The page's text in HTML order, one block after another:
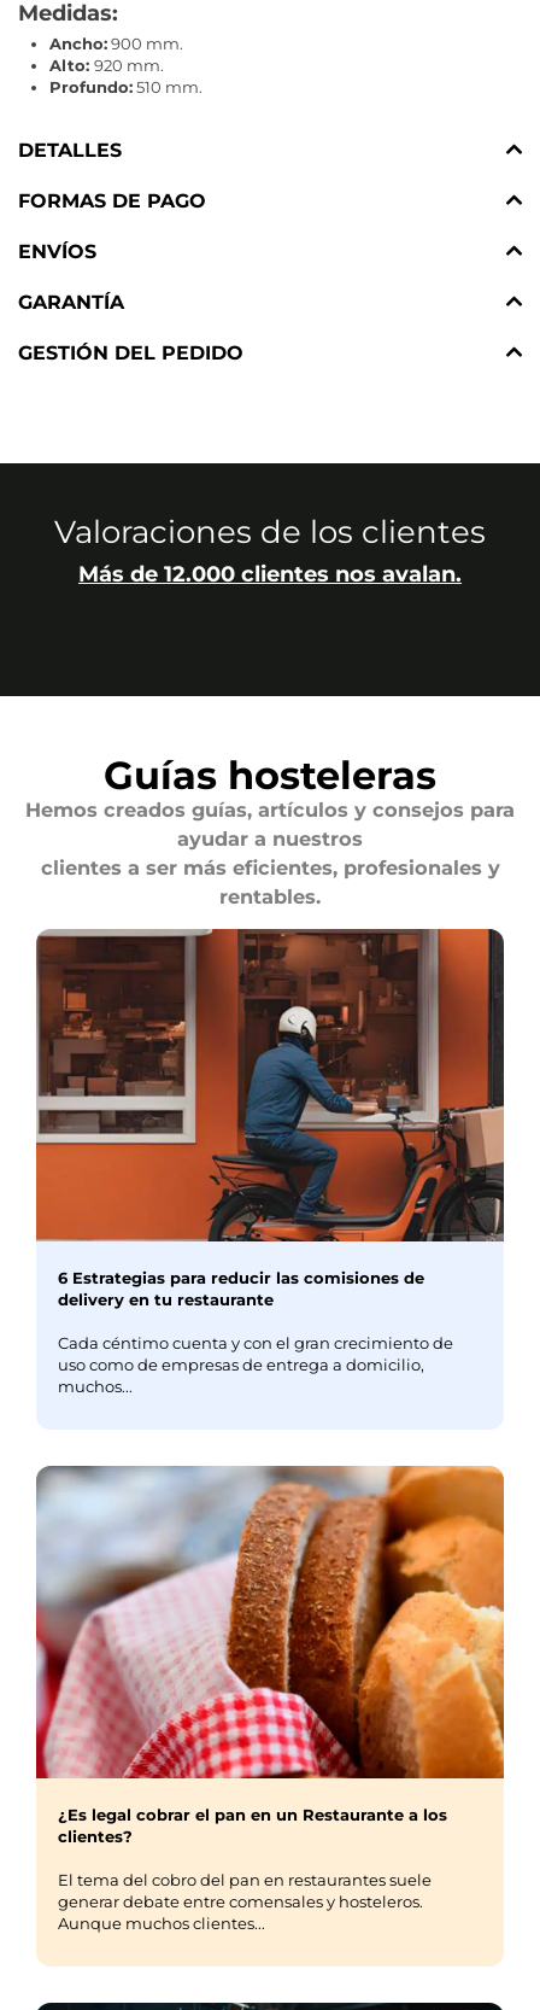
Medidas:
Ancho:900 mm.
Alto: 920 mm.
Profundo:510 mm.
DETALLES
FORMAS DE PAGO
ENVÍOS
GARANTÍA
GESTIÓN DEL PEDIDO
Valoraciones de los clientes
Más de 12.000 clientes nos avalan.
Guías hosteleras
Hemos creados guías, artículos y consejos para
ayudar a nuestros
clientes a ser más eficientes, profesionales y
rentables.
6 Estrategias para reducir las comisiones de
delivery en tu restaurante
Cada céntimo cuenta y con el gran crecimiento de
uso como de empresas de entrega a domicilio,
muchos...
¿Es legal cobrar el pan en un Restaurante a los
clientes?
El tema del cobro del pan en restaurantes suele
generar debate entre comensales y hosteleros.
Aunque muchos clientes...